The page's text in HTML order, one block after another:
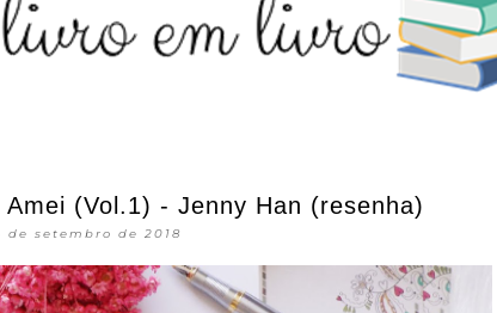
(Vol.1) - Jenny Han (resenha)
setembro de 2018